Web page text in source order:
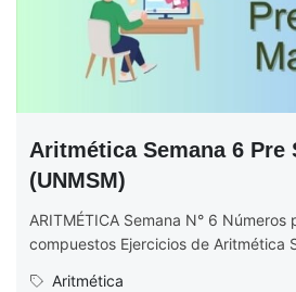
Aritmética Semana 6 Pre
(UNMSM)
ARITMÉTICA Semana N° 6 Números
compuestos Ejercicios de Aritmética
Aritmética